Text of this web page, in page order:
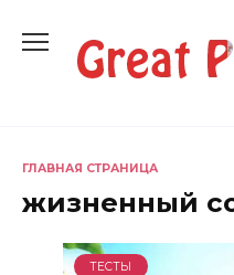
содержанию
ГЛАВНАЯ СТРАНИЦА
жизненный
ТЕСТЫ